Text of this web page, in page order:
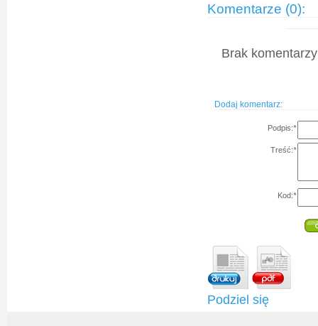
Komentarze (0):
Brak
Dodaj komentarz:
Podpis:*
Treść:*
Kod:*
Podziel się